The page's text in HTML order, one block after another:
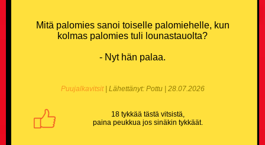
Mitä palomies sanoi toiselle palomiehelle, kun
kolmas palomies tuli lounastauolta?
- Nyt hän palaa.
Puujalkavitsit| Lähettänyt: Pottu | 28.07.2026
18 tykkää tästä vitsistä,
paina peukkua jos sinäkin tykkäät.